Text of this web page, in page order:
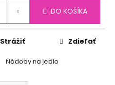
DO KOŠÍKA
Nádoby na jedlo
Strážiť Zdieľať